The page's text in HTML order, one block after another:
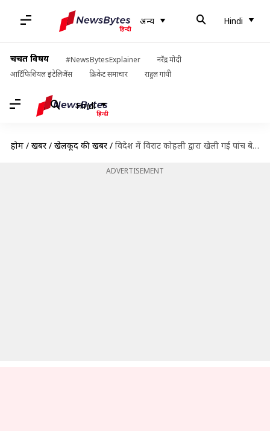
अन्य Hindi
चर्चित विषय #NewsBytesExplainer
नरेंद्र मोदी
आर्टिफिशियल इंटेलिजेंस
क्रिकेट समाचार राहुल गांधी
Hindi
होम / खबरें / खेलकूद की खबरें / विदेश में विराट कोहली द्वारा खेली गई पांच बेस्ट टेस्ट पारियां
ADVERTISEMENT